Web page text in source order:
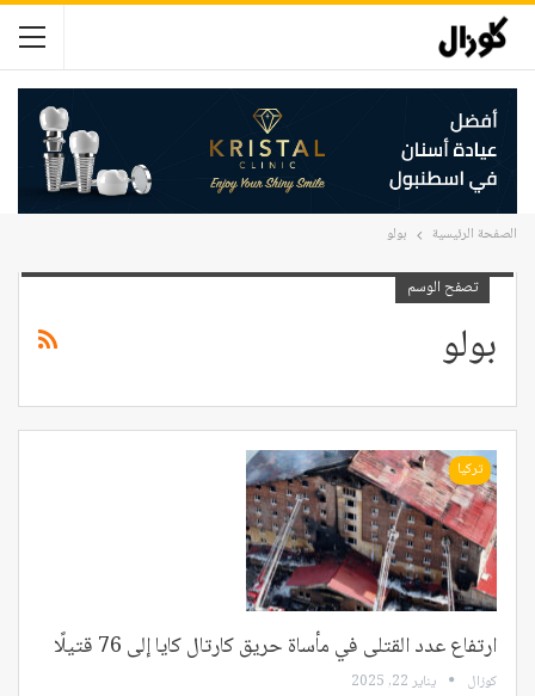
الصفحة الرئيسية بولو
تصفح الوسم
بولو
تركيا
ارتفاع عدد القتلى في مأساة حريق كارتال كايا إلى 76 قتيلًا
كوزال يناير 22, 2025